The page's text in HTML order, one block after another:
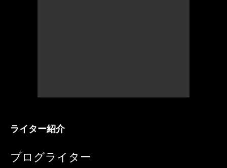
ライター紹介
ブログライター